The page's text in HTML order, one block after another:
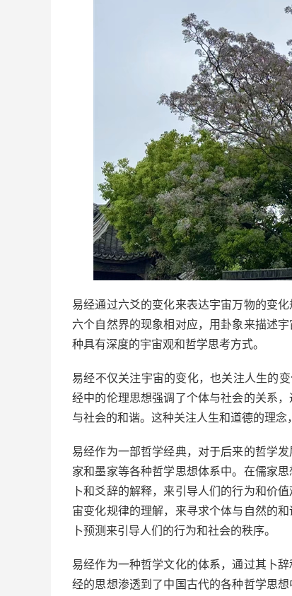
易经通过六爻的变化来表达宇宙万物的变
六个自然界的现象相对应，用卦象来描述
种具有深度的宇宙观和哲学思考方式。
易经不仅关注宇宙的变化，也关注人生的
经中的伦理思想强调了个体与社会的关系
与社会的和谐。这种关注人生和道德的理念
易经作为一部哲学经典，对于后来的哲学
家和墨家等各种哲学思想体系中。在儒家
卜和爻辞的解释，来引导人们的行为和价
宙变化规律的理解，来寻求个体与自然的
卜预测来引导人们的行为和社会的秩序。
易经作为一种哲学文化的体系，通过其卜
经的思想渗透到了中国古代的各种哲学思